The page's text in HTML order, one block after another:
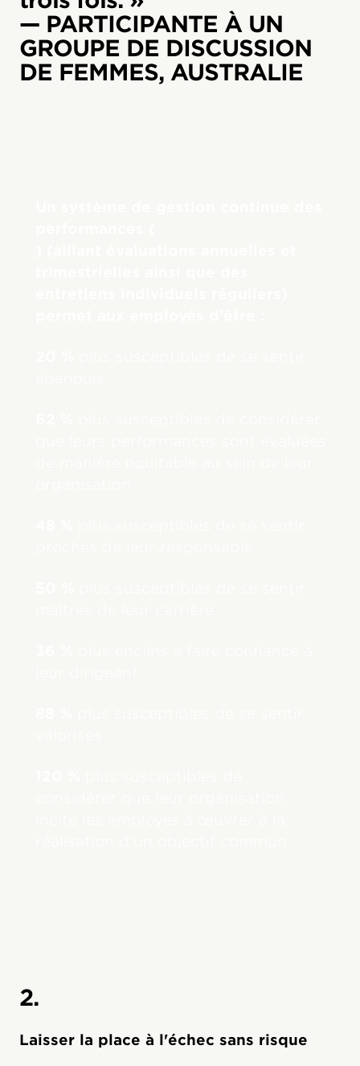
— PARTICIPANTE À UN
GROUPE DE DISCUSSION
DE FEMMES, AUSTRALIE
2.
Laisser la place à l'échec sans risque